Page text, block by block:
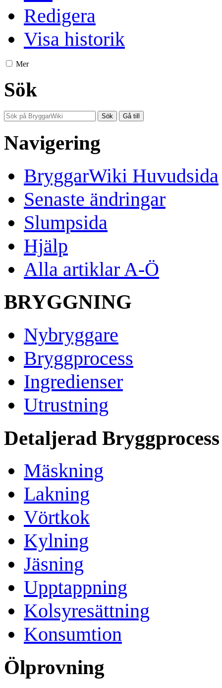
Redigera
Visa historik
Mer
Sök
Navigering
BryggarWiki Huvudsida
Senaste ändringar
Slumpsida
Hjälp
Alla artiklar A-Ö
BRYGGNING
Nybryggare
Bryggprocess
Ingredienser
Utrustning
Detaljerad Bryggprocess
Mäskning
Lakning
Vörtkok
Kylning
Jäsning
Upptappning
Kolsyresättning
Konsumtion
Ölprovning